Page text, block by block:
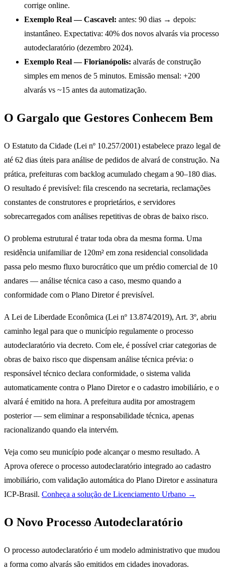
corrige online.
Exemplo Real — Cascavel: antes: 90 dias → depois:
instantâneo. Expectativa: 40% dos novos alvarás via processo
autodeclaratório (dezembro 2024).
Exemplo Real — Florianópolis: alvarás de construção
simples em menos de 5 minutos. Emissão mensal: +200
alvarás vs ~15 antes da automatização.
O Gargalo que Gestores Conhecem Bem
O Estatuto da Cidade (Lei nº 10.257/2001) estabelece prazo legal de
até 62 dias úteis para análise de pedidos de alvará de construção. Na
prática, prefeituras com backlog acumulado chegam a 90–180 dias.
O resultado é previsível: fila crescendo na secretaria, reclamações
constantes de construtores e proprietários, e servidores
sobrecarregados com análises repetitivas de obras de baixo risco.
O problema estrutural é tratar toda obra da mesma forma. Uma
residência unifamiliar de 120m² em zona residencial consolidada
passa pelo mesmo fluxo burocrático que um prédio comercial de 10
andares — análise técnica caso a caso, mesmo quando a
conformidade com o Plano Diretor é previsível.
A Lei de Liberdade Econômica (Lei nº 13.874/2019), Art. 3º, abriu
caminho legal para que o município regulamente o processo
autodeclaratório via decreto. Com ele, é possível criar categorias de
obras de baixo risco que dispensam análise técnica prévia: o
responsável técnico declara conformidade, o sistema valida
automaticamente contra o Plano Diretor e o cadastro imobiliário, e o
alvará é emitido na hora. A prefeitura audita por amostragem
posterior — sem eliminar a responsabilidade técnica, apenas
racionalizando quando ela intervém.
Veja como seu município pode alcançar o mesmo resultado. A
Aprova oferece o processo autodeclaratório integrado ao cadastro
imobiliário, com validação automática do Plano Diretor e assinatura
ICP-Brasil. Conheça a solução de Licenciamento Urbano →
O Novo Processo Autodeclaratório
O processo autodeclaratório é um modelo administrativo que mudou
a forma como alvarás são emitidos em cidades inovadoras.